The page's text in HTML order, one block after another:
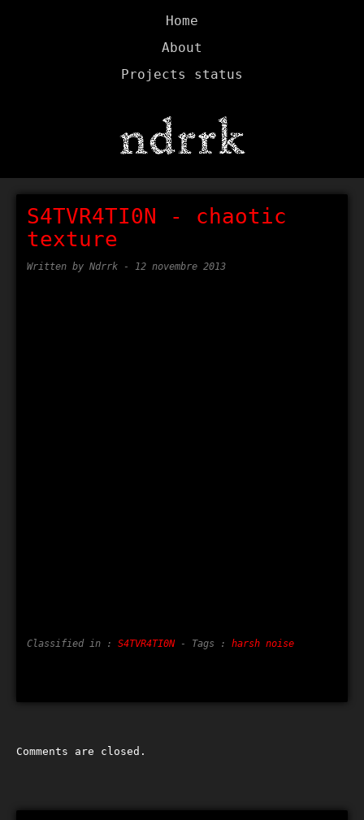
Home
About
Projects status
S4TVR4TI0N - chaotic
texture
Written by Ndrrk - 12 novembre 2013
Classified in : S4TVR4TI0N- Tags : harsh noise
Comments are closed.